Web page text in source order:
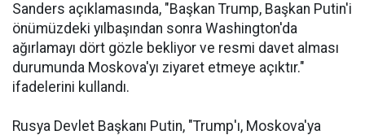
Sanders açıklamasında, "Başkan Trump, Başkan Putin'i
önümüzdeki yılbaşından sonra Washington'da
ağırlamayı dört gözle bekliyor ve resmi davet alması
durumunda Moskova'yı ziyaret etmeye açıktır."
ifadelerini kullandı.
Rusya Devlet Başkanı Putin, "Trump'ı, Moskova'ya